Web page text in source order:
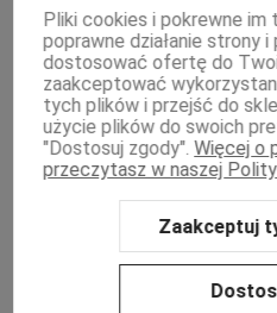
PŁATNOŚCI I DOSTAWA
MOJE KONTO
WSPÓŁPRACA
Sklep internetowy Shoper Premium
Pliki cookies i pokrewne im
poprawne działanie strony i
dostosować ofertę do
zaakceptować
tych plików i przejść do
użycie plików do swoich
"Dostosuj zgody". Więcej o
przeczytasz w naszej
Zaakceptuj